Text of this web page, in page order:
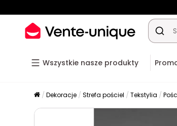
Wszystkie nasze produkty
Dekoracje Strefa pościel Tekstylia